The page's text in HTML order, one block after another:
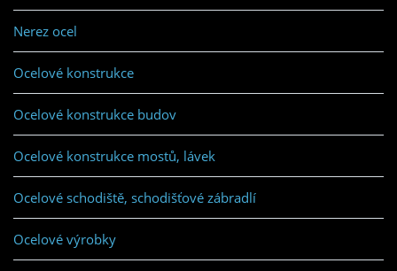
Nerez ocel
Ocelové konstrukce
Ocelové konstrukce budov
Ocelové konstrukce mostů, lávek
Ocelové schodiště, schodišťové zábradlí
Ocelové výrobky